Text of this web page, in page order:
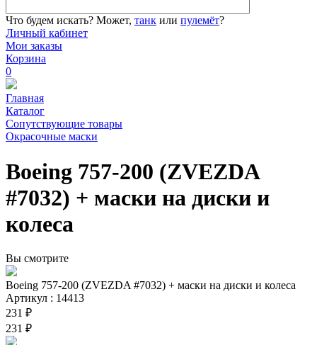
Что будем искать? Может, танк или пулемёт?
Личный кабинет
Мои заказы
Корзина
0
Главная
Каталог
Сопутствующие товары
Окрасочные маски
Boeing 757-200 (ZVEZDA
#7032) + маски на диски и
колеса
Вы смотрите
Boeing 757-200 (ZVEZDA #7032) + маски на диски и колеса
Артикул : 14413
231 ₽
231 ₽